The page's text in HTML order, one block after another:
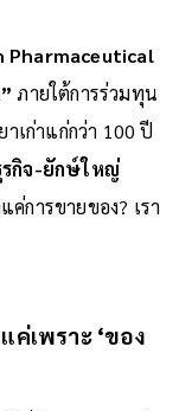
Pharmaceutical
ภายใต้การร่วมทุน
เก่าแก่กว่า 100 ปี
กิจ-ยักษ์ใหญ่
การขายของ? เรา
ค่เพราะ ‘ของ